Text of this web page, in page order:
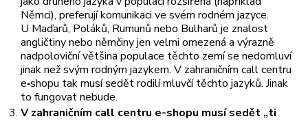
Němci), preferují komunikaci ve svém rodném jazyce.
U Maďarů, Poláků, Rumunů nebo Bulharů je znalost
angličtiny nebo němčiny jen velmi omezená a výrazně
nadpoloviční většina populace těchto zemí se nedomluví
jinak než svým rodným jazykem. V zahraničním call centru
e‑shopu tak musí sedět rodilí mluvčí těchto jazyků. Jinak
to fungovat nebude.
V zahraničním call centru e-shopu musí sedět „ti